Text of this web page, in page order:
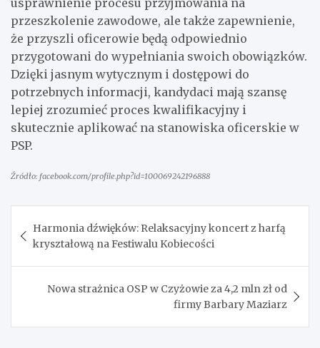
przeszkolenie zawodowe, ale także zapewnienie,
że przyszli oficerowie będą odpowiednio
przygotowani do wypełniania swoich obowiązków.
Dzięki jasnym wytycznym i dostępowi do
potrzebnych informacji, kandydaci mają szansę
lepiej zrozumieć proces kwalifikacyjny i
skutecznie aplikować na stanowiska oficerskie w
PSP.
Źródło: facebook.com/profile.php?id=100069242196888
wpisu
Harmonia dźwięków: Relaksacyjny koncert z harfą
kryształową na Festiwalu Kobiecości
Nowa strażnica OSP w Czyżowie za 4,2 mln zł od
firmy Barbary Maziarz